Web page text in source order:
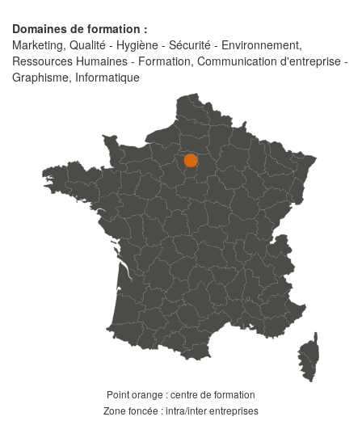
Domaines de formation :
Marketing, Qualité - Hygiène - Sécurité - Environnement,
Ressources Humaines - Formation, Communication d'entreprise -
Graphisme, Informatique
Point orange : centre de formation
Zone foncée : intra/inter entreprises